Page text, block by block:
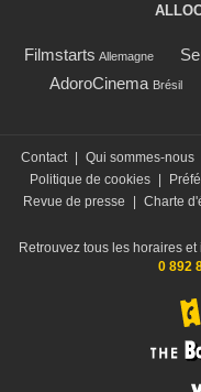
Filmstarts Allemagne
AdoroCinema Brésil
Contact Qui sommes-nous
Politique de cookies
Revue de presse
Charte
Retrouvez tous les horaires
0 892